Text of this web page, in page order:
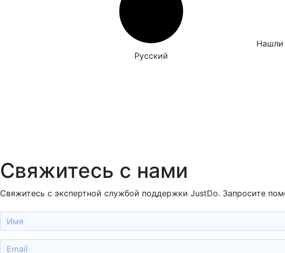
Русский
Нашли
Свяжитесь с нами
Свяжитесь с экспертной службой поддержки JustDo. Запросите